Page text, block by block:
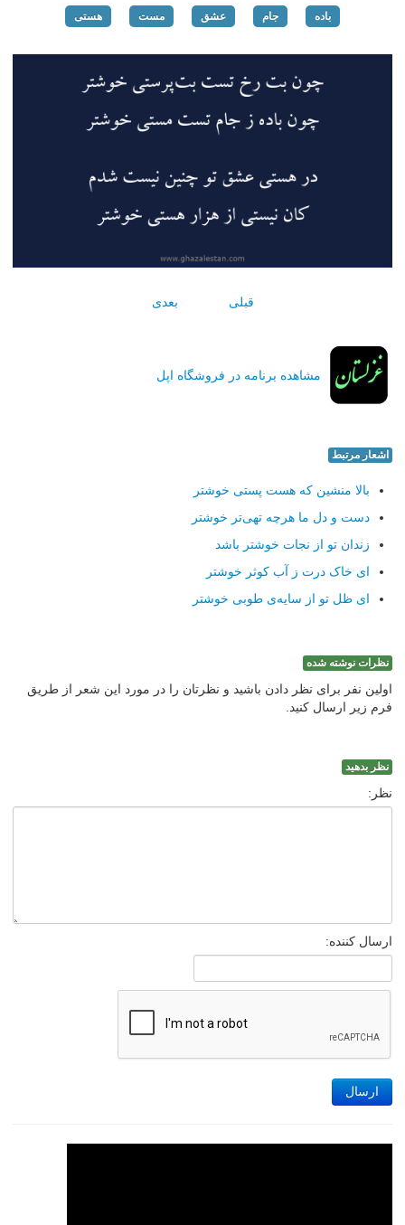
باده جام عشق مست هستی
قبلی بعدی
مشاهده برنامه در فروشگاه اپل
اشعار مرتبط
بالا منشین که هست پستی خوشتر
دست و دل ما هرچه تهی‌تر خوشتر
زندان تو از نجات خوشتر باشد
ای خاک درت ز آب کوثر خوشتر
ای ظل تو از سایه‌ی طوبی خوشتر
نظرات نوشته شده
اولین نفر برای نظر دادن باشید و نظرتان را در مورد این شعر از طریق
فرم زیر ارسال کنید.
نظر بدهید
نظر:
ارسال کننده:
ارسال